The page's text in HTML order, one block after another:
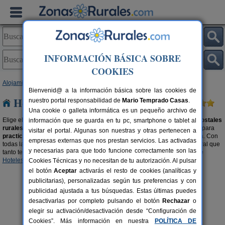
Alojamientos
Hostales Rurales en Guadalajara
Elige el destino que quieres yreserva una habitaciónen uno de estos
hostales
rurales en Guadalajaradisponibles. Lugares acogedores y con encanto para
practicar turismo rural en Guadalajara
de una forma cómoda y tranquila. Con
todas las comodidades como si estuvieras en tu casa y con el encanto rural que
tanto te gusta. También te recomendamos buscar en nuestra selección de
Hoteles en GuadalajarayHoteles Rurales en Guadalajara.
INFORMACIÓN BÁSICA SOBRE
COOKIES
Bienvenid@ a la información básica sobre las cookies de
nuestro portal responsabilidad de Mario Temprado Casas.
Una cookie o galleta informática es un pequeño archivo de
información que se guarda en tu pc, smartphone o tablet al
visitar el portal. Algunas son nuestras y otras pertenecen a
empresas externas que nos prestan servicios. Las activadas
y necesarias para que todo funcione correctamente son las
Cookies Técnicas y no necesitan de tu autorización. Al pulsar
el botónAceptar activarás el resto de cookies (analíticas y
publicitarias), personalizadas según tus preferencias y con
publicidad ajustada a tus búsquedas. Estas últimas puedes
desactivarlas por completo pulsando el botón Rechazar o
elegir su activación/desactivación desde “Configuración de
Cookies”. Más información en nuestra
POLÍTICA DE